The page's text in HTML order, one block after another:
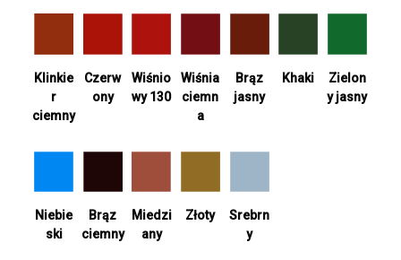
Klinkie
r
ciemny
Czerw
ony
Wiśnio
wy 130
Wiśnia
ciemn
a
Brąz
jasny
Khaki
Zielon
y jasny
Niebie
ski
Brąz
ciemny
Miedzi
any
Złoty
Srebrn
y